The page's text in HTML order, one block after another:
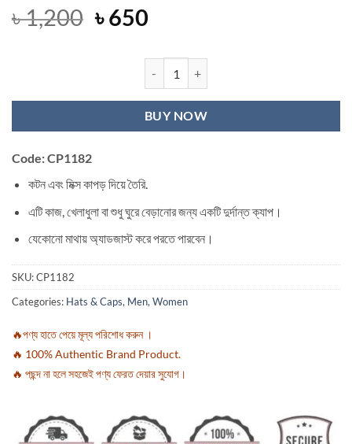
৳1,200 Original
৳ 1,200.
৳650Current
is:
৳ 650.
CP1182 Classic Premium Flat Cap
BUY NOW
Code: CP1182
কটন এবং মিক্স কাপড় দিয়ে তৈরি.
এটি কাজ, খেলাধুলা বা শুধু ঘুরে বেড়ানোর জন্য একটি দুর্দান্ত ক্যাপ।
যেকোনো মাথায় অ্যাডজাস্ট করে পরতে পারবেন।
SKU:CP1182
Categories: Hats & Caps, Men, Women
🔥পণ্য হাতে পেয়ে মূল্য পরিশোধ করুন ।
🔥 100% Authentic Brand Product.
🔥 পছন্দ না হলে সহজেই পণ্য ফেরত দেয়ার সুযোগ।